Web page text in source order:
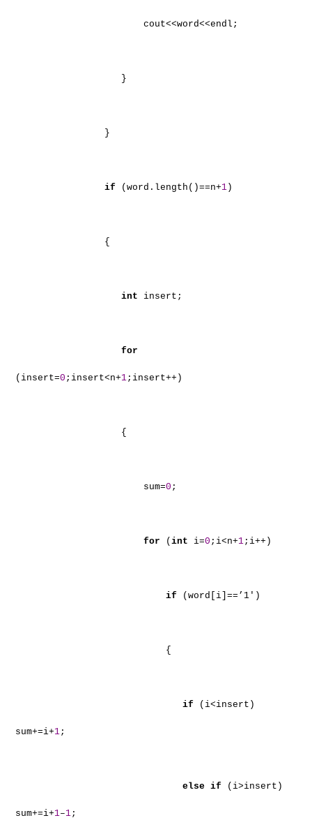
cout<<word<<endl;
}
}
if (word.length()==n+1 )
{
int insert;
for
(insert=0 ;insert<n+1;insert++)
{
sum=0 ;
for ( int i=0 ;i<n+1;i++)
if (word[i]==’1′)
{
if (i<insert)
sum+=i+1;
else if (i>insert)
sum+=i+1–1;